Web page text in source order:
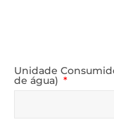
Unidade
de água)